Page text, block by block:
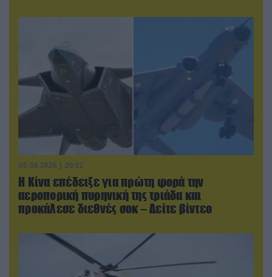
05.08.2026 | 20:02
Η Κίνα επέδειξε για πρώτη φορά την
αεροπορική πυρηνική της τριάδα και
προκάλεσε διεθνές σοκ – Δείτε βίντεο